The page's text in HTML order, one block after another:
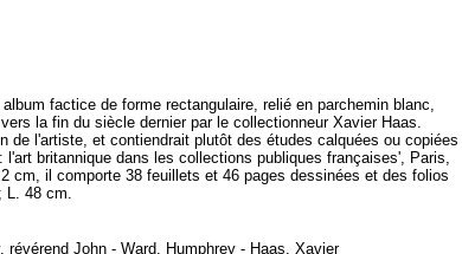
factice de forme rectangulaire, relié en parchemin blanc,
la fin du siècle dernier par le collectionneur Xavier Haas.
l'artiste, et contiendrait plutôt des études calquées ou copiées
britannique dans les collections publiques françaises', Paris,
cm, il comporte 38 feuillets et 46 pages dessinées et des folios
L. 48 cm.
John - Ward, Humphrey - Haas, Xavier